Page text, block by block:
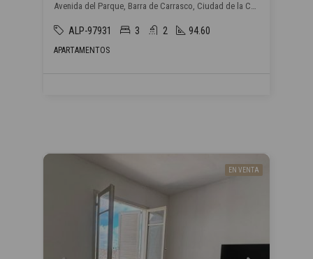
Avenida del Parque, Barra de Carrasco, Ciudad de la Costa
ALP-97931 3 2 94.60
APARTAMENTOS
EN VENTA